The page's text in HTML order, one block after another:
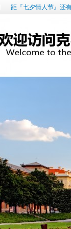
距『七夕情人节』还